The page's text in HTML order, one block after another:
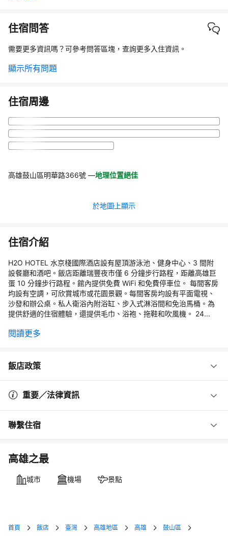
住宿問答
需要更多資訊嗎？可參考問答區塊，查詢更多入住資訊。
顯示所有問題
住宿周邊
高雄鼓山區明華路366號 —地理位置絕佳
於地圖上顯示
住宿介紹
H2O HOTEL 水京棧國際酒店設有屋頂游泳池、健身中心、3 間附
設餐廳和酒吧。飯店距離瑞豐夜市僅 6 分鐘步行路程，距離高雄巨
蛋 10 分鐘步行路程。館內提供免費 WiFi 和免費停車位。 每間客房
均設有空調，可欣賞城市或花園景觀。每間客房均設有平面電視、
沙發和辦公桌。私人衛浴內附浴缸、步入式淋浴間和免治馬桶。為
提供舒適的住宿體驗，還提供毛巾、浴袍、拖鞋和吹風機。 24...
閱讀更多
飯店政策
重要／法律資訊
聯繫住宿
高雄之最
城市 機場 景點
首頁 飯店 臺灣 高雄地區 高雄
鼓山區